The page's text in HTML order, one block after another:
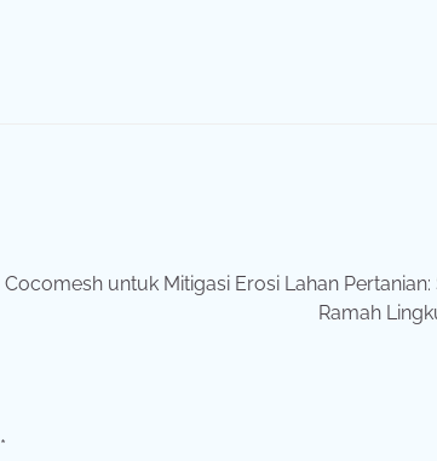
Cocomesh untuk Mitigasi Erosi Lahan Pertanian:
Ramah
*